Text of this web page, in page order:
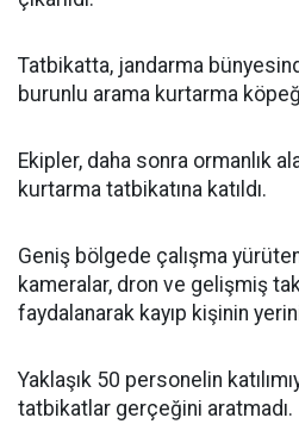
Tatbikatta, jandarma
burunlu arama kurtarma
Ekipler, daha sonra ormanlık
kurtarma tatbikatına katıldı.
Geniş bölgede çalışma
kameralar, dron ve gelişmiş
faydalanarak kayıp kişinin
Yaklaşık 50 personelin
tatbikatlar gerçeğini aratmadı.